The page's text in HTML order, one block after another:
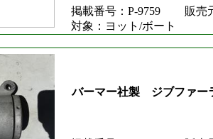
掲載番号：P-9759
販売
対象：ヨット/ボート
バーマー社製 ジブファー